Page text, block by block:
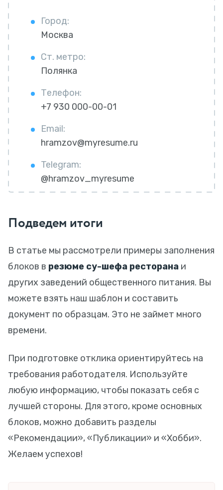
Город:
Москва
Ст. метро:
Полянка
Телефон:
+7 930 000-00-01
Email:
hramzov@myresume.ru
Telegram:
@hramzov_myresume
Подведем итоги
В статье мы рассмотрели примеры заполнения
блоков в резюме су-шефа ресторана и
других заведений общественного питания. Вы
можете взять наш шаблон и составить
документ по образцам. Это не займет много
времени.
При подготовке отклика ориентируйтесь на
требования работодателя. Используйте
любую информацию, чтобы показать себя с
лучшей стороны. Для этого, кроме основных
блоков, можно добавить разделы
«Рекомендации», «Публикации» и «Хобби».
Желаем успехов!